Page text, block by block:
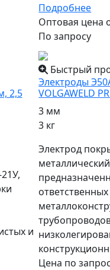
Подробнее
Оптовая цена
По запросу
2,5
и
Быстрый
Электроды
VOLGAWELD
3 мм
3 кг
Электрод
ответственных
Цена по